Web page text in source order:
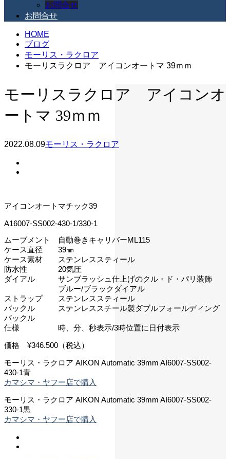
お問合せ
お問合せ
HOME
ブログ
モーリス・ラクロア
モーリスラクロア アイコンオートマ 39ｍｍ
モーリスラクロア アイコンオ
ートマ 39ｍｍ
2022.08.09モーリス・ラクロア
アイコンオートマチック39
A16007-SS002-430-1/330-1
ムーブメント 自動巻きキャリバーML115
ケース直径 39㎜
ケース素材 ステンレススティール
防水性 20気圧
ダイアル サンブラッシュ仕上げのクル・ド・パリ装飾
ブルー/ブラックダイアル
ストラップ ステンレススティール
バックル ステンレススチール製ダブルフォールディング
バックル
仕様 時、分、秒表示/3時位置に日付表示
価格 ¥346.500（税込）
モーリス・ラクロア AIKON Automatic 39mm AI6007-SS002-
430-1青
カマシマ・ヤフー店で購入
モーリス・ラクロア AIKON Automatic 39mm AI6007-SS002-
330-1黒
カマシマ・ヤフー店で購入